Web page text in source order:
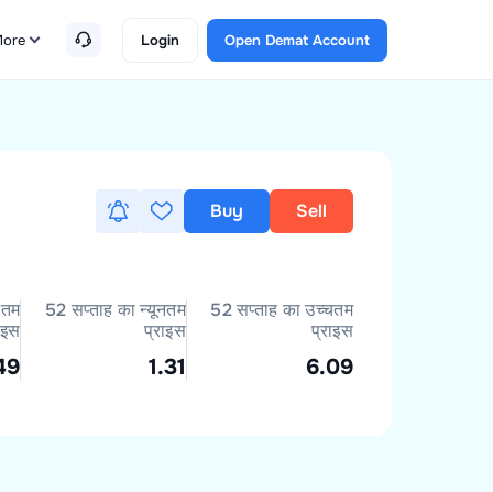
Login Open Demat Account
Buy Sell
52 सप्ताह का न्यूनतम
प्राइस
1.31
52 सप्ताह का उच्चतम
प्राइस
6.09